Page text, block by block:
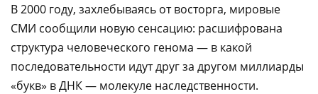
В 2000 году, захлебываясь от восторга, мировые
СМИ сообщили новую сенсацию: расшифрована
структура человеческого генома — в какой
последовательности идут друг за другом миллиарды
«букв» в ДНК — молекуле наследственности.